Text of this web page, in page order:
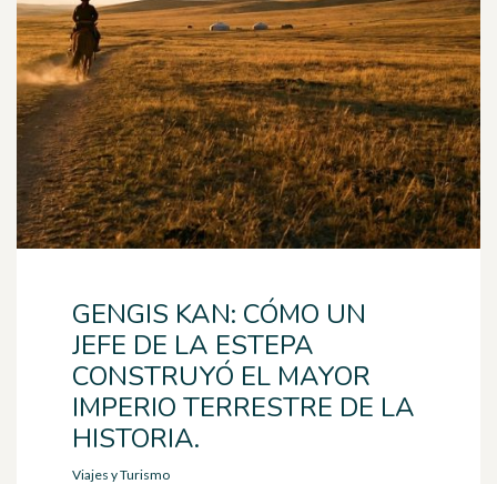
GENGIS KAN: CÓMO UN
JEFE DE LA ESTEPA
CONSTRUYÓ EL MAYOR
IMPERIO TERRESTRE DE LA
HISTORIA.
Viajes y Turismo